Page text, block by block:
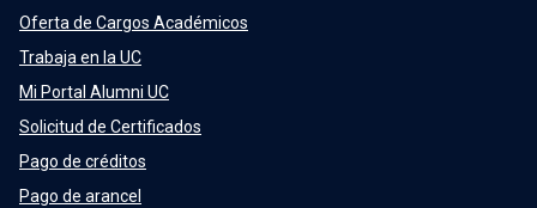
Oferta de Cargos Académicos
Trabaja en la UC
Mi Portal Alumni UC
Solicitud de Certificados
Pago de créditos
Pago de arancel